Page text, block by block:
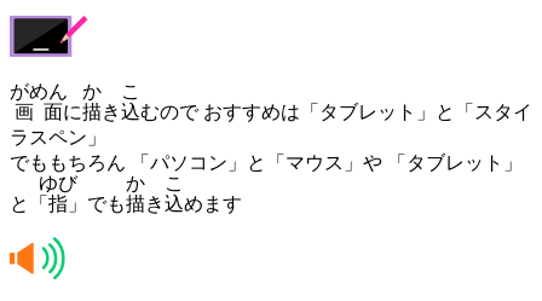
画面
がめん
に描
か
き込
こ
むので おすすめは「タブレット」と「スタイ
ラスペン」
でももちろん 「パソコン」と「マウス」や 「タブレット」
と「 指
ゆび
」でも描
か
き込
こ
めます